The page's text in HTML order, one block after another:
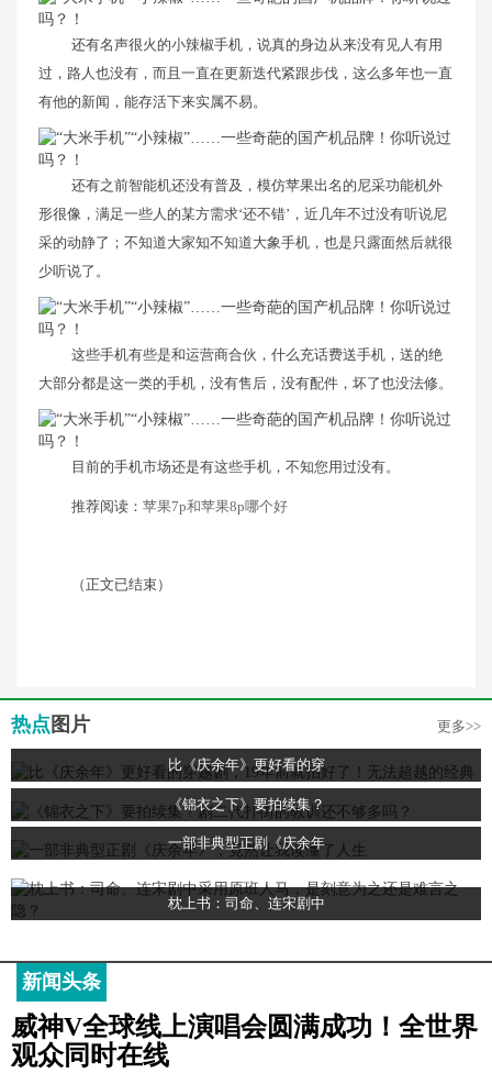
还有名声很火的小辣椒手机，说真的身边从来没有见人有用
过，路人也没有，而且一直在更新迭代紧跟步伐，这么多年也一直
有他的新闻，能存活下来实属不易。
还有之前智能机还没有普及，模仿苹果出名的尼采功能机外
形很像，满足一些人的某方需求‘还不错’，近几年不过没有听说尼
采的动静了；不知道大家知不知道大象手机，也是只露面然后就很
少听说了。
这些手机有些是和运营商合伙，什么充话费送手机，送的绝
大部分都是这一类的手机，没有售后，没有配件，坏了也没法修。
目前的手机市场还是有这些手机，不知您用过没有。
推荐阅读： 苹果7p和苹果8p哪个好
（正文已结束）
热点 图片 更多>>
比《庆余年》更好看的穿
《锦衣之下》要拍续集？
一部非典型正剧《庆余年
枕上书：司命、连宋剧中
新闻头条
威神V全球线上演唱会圆满成功！全世界
观众同时在线